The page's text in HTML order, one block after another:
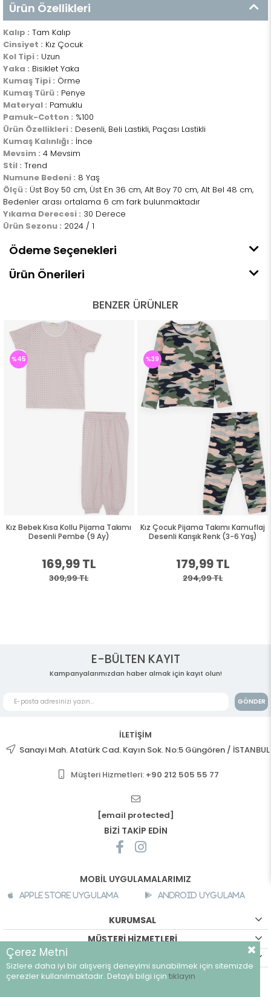
Ürün Özellikleri
Kalıp : Tam Kalıp
Cinsiyet : Kız Çocuk
Kol Tipi : Uzun
Yaka : Bisiklet Yaka
Kumaş Tipi : Örme
Kumaş Türü : Penye
Materyal : Pamuklu
Pamuk-Cotton : %100
Ürün Özellikleri : Desenli, Beli Lastikli, Paçası Lastikli
Kumaş Kalınlığı : İnce
Mevsim : 4 Mevsim
Stil : Trend
Numune Bedeni : 8 Yaş
Ölçü : Üst Boy 50 cm, Üst En 36 cm, Alt Boy 70 cm, Alt Bel 48 cm,
Bedenler arası ortalama 6 cm fark bulunmaktadır
Yıkama Derecesi : 30 Derece
Ürün Sezonu : 2024 / 1
Ödeme Seçenekleri
Ürün Önerileri
BENZER ÜRÜNLER
Kız Bebek Kısa Kollu Pijama Takımı
Desenli Pembe (9 Ay)
169,99 TL
309,99 TL
%45
Kız Çocuk Pijama Takımı Kamuflaj
Desenli Karışık Renk (3-6 Yaş)
179,99 TL
294,99 TL
%39
E-BÜLTEN KAYIT
Kampanyalarımızdan haber almak için kayıt olun!
GÖNDER
İLETİŞİM
Sanayi Mah. Atatürk Cad. Kayın Sok. No:5 Güngören / İSTANBUL
Müşteri Hizmetleri: +90 212 505 55 77
[email protected]
BİZİ TAKİP EDİN
MOBİL UYGULAMALARIMIZ
Apple Store Uygulama Android Uygulama
KURUMSAL
MÜŞTERİ HİZMETLERİ
©breeze.com.tr - Tüm hakları saklıdır.
Çerez Metni
Sizlere daha iyi bir alışveriş deneyimi sunabilmek için sitemizde
çerezler kullanılmaktadır. Detaylı bilgi için tıklayın